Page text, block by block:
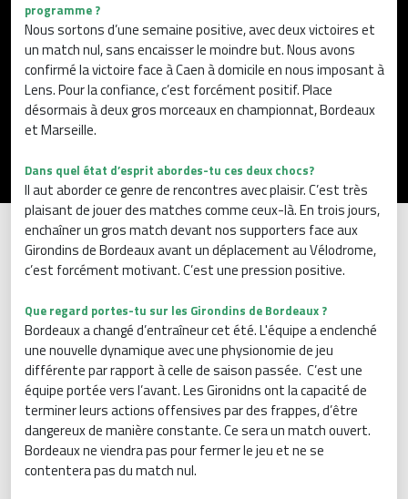
programme ?
Nous sortons d’une semaine positive, avec deux victoires et
un match nul, sans encaisser le moindre but. Nous avons
confirmé la victoire face à Caen à domicile en nous imposant à
Lens. Pour la confiance, c’est forcément positif. Place
désormais à deux gros morceaux en championnat, Bordeaux
et Marseille.
Dans quel état d’esprit abordes-tu ces deux chocs?
Il aut aborder ce genre de rencontres avec plaisir. C’est très
plaisant de jouer des matches comme ceux-là. En trois jours,
enchaîner un gros match devant nos supporters face aux
Girondins de Bordeaux avant un déplacement au Vélodrome,
c’est forcément motivant. C’est une pression positive.
Que regard portes-tu sur les Girondins de Bordeaux ?
Bordeaux a changé d’entraîneur cet été. L'équipe a enclenché
une nouvelle dynamique avec une physionomie de jeu
différente par rapport à celle de saison passée. C’est une
équipe portée vers l’avant. Les Gironidns ont la capacité de
terminer leurs actions offensives par des frappes, d’être
dangereux de manière constante. Ce sera un match ouvert.
Bordeaux ne viendra pas pour fermer le jeu et ne se
contentera pas du match nul.